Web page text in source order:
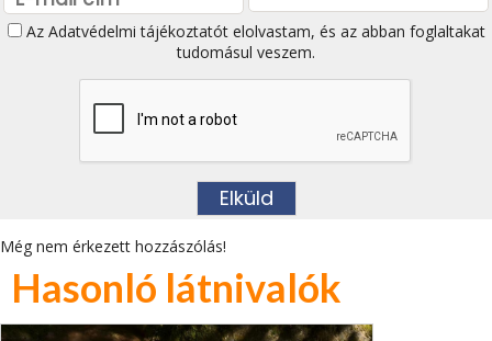
Az Adatvédelmi tájékoztatótelolvastam, és az abban foglaltakat
tudomásul veszem.
Még nem érkezett hozzászólás!
Hasonló látnivalók